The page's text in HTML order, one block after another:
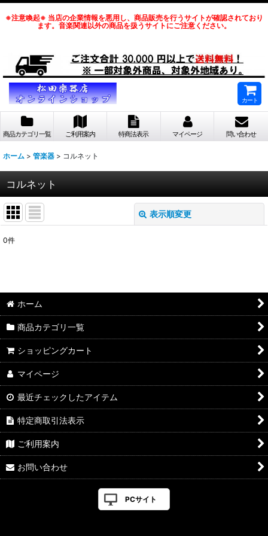
※注意喚起※ 当店の企業情報を悪用し、商品販売を行うサイトが確認されており
ます。音楽関連以外の商品を扱うサイトにご注意ください。
カート
商品カテゴリ一覧 ご利用案内 特商法表示 マイページ 問い合わせ
ホーム > 管楽器 > コルネット
コルネット
表示順変更
絞り込む
0件
ホーム
商品カテゴリ一覧
ショッピングカート
マイページ
最近チェックしたアイテム
特定商取引法表示
ご利用案内
お問い合わせ
PCサイト